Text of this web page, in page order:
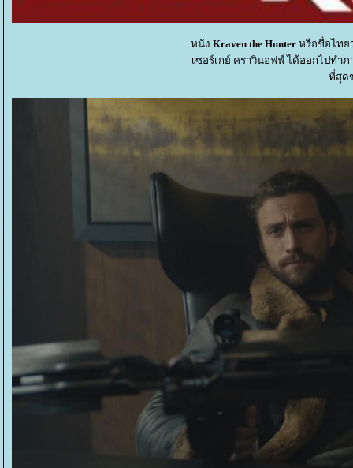
หนัง Kraven the Hunterหรือชื่อไทย
เซอร์เกย์ คราวินอฟฟ์ ได้ออกไปทำ
ที่สุด